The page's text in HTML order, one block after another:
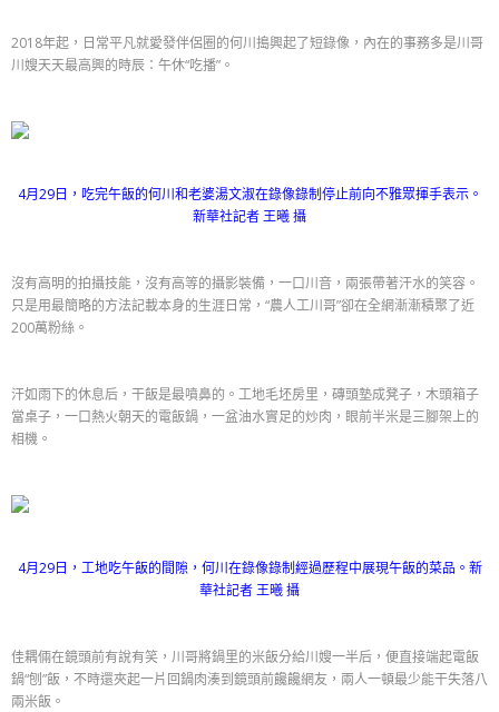
2018年起，日常平凡就愛發伴侶圈的何川搗興起了短錄像，內在的事務多是川哥
川嫂天天最高興的時辰：午休“吃播”。
4月29日，吃完午飯的何川和老婆湯文淑在錄像錄制停止前向不雅眾揮手表示。
新華社記者 王曦 攝
沒有高明的拍攝技能，沒有高等的攝影裝備，一口川音，兩張帶著汗水的笑容。
只是用最簡略的方法記載本身的生涯日常，“農人工川哥”卻在全網漸漸積聚了近
200萬粉絲。
汗如雨下的休息后，干飯是最噴鼻的。工地毛坯房里，磚頭墊成凳子，木頭箱子
當桌子，一口熱火朝天的電飯鍋，一盆油水實足的炒肉，眼前半米是三腳架上的
相機。
4月29日，工地吃午飯的間隙，何川在錄像錄制經過歷程中展現午飯的菜品。新
華社記者 王曦 攝
佳耦倆在鏡頭前有說有笑，川哥將鍋里的米飯分給川嫂一半后，便直接端起電飯
鍋“刨”飯，不時還夾起一片回鍋肉湊到鏡頭前饞饞網友，兩人一頓最少能干失落八
兩米飯。